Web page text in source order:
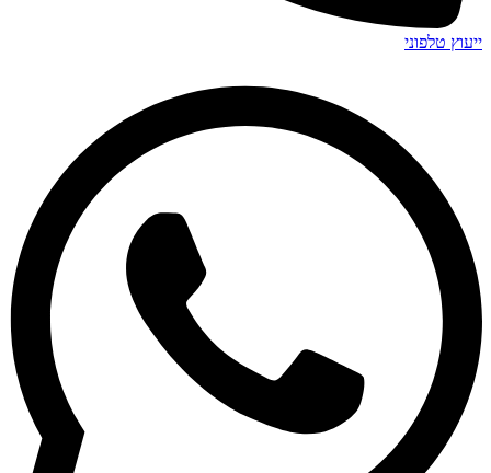
ייעוץ טלפוני